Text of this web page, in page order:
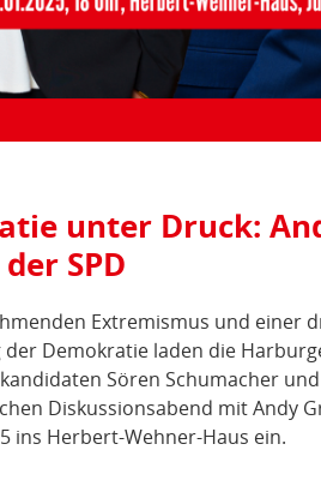
unter Druck:
SPD
Extremismus und einer
Demokratie laden die
Sören Schumacher und
Diskussionsabend mit Andy
ins Herbert-Wehner-Haus ein.